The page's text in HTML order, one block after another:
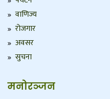
वाणिज्य
रोजगार
अवसर
सुचना
मनोरञ्जन